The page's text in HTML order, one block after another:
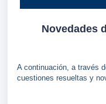
Novedades
A continuación, a través
cuestiones resueltas y